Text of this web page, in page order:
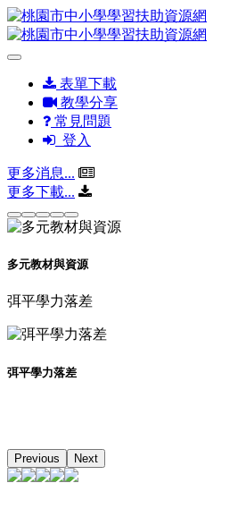
表單下載
教學分享
常見問題
登入
更多消息...
更多下載...
多元教材與資源
弭平學力落差
弭平學力落差
Previous Next